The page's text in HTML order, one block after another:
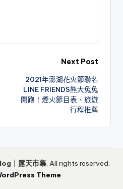
Next Post
2021年澎湖花火節聯名
LINE FRIENDS熊大兔兔
開跑！煙火節目表、旅遊
行程推薦
｜露天市集. All rights reserved.
Theme